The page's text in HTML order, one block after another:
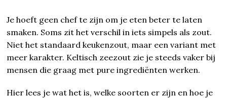
Je hoeft geen chef te zijn om je eten beter te laten
smaken. Soms zit het verschil in iets simpels als zout.
Niet het standaard keukenzout, maar een variant met
meer karakter. Keltisch zeezout zie je steeds vaker bij
mensen die graag met pure ingrediënten werken.
Hier lees je wat het is, welke soorten er zijn en hoe je